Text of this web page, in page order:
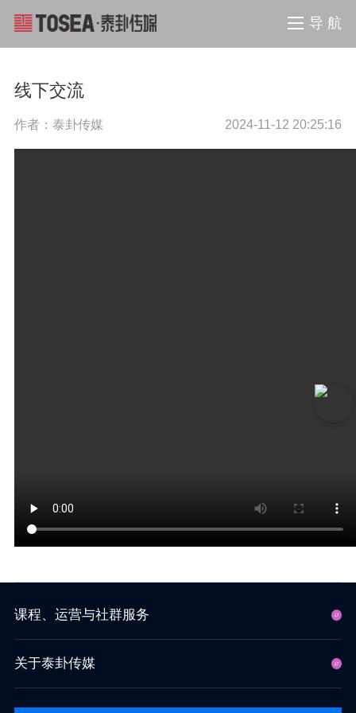
导 航
线下交流
作者：泰卦传媒 2024-11-12 20:25:16
课程、运营与社群服务
关于泰卦传媒